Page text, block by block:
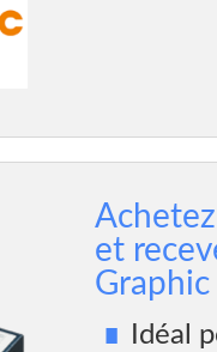
et
Graphic
Idéal